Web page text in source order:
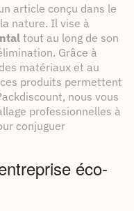
article conçu dans le
nature. Il vise à
tout au long de son
Grâce à
des matériaux et au
produits permettent
nous vous
professionnelles à
conjuguer
éco-